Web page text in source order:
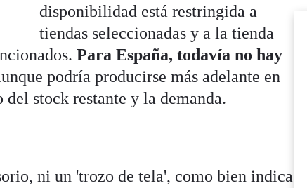
disponibilidad está restringida a
tiendas seleccionadas y a la tienda
Para España, todavía no hay
podría producirse más adelante en
stock restante y la demanda.
ni un 'trozo de tela', como bien indica